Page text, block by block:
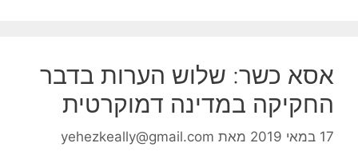
אסא כשר: שלוש הערות בדבר
החקיקה במדינה דמוקרטית
17 במאי 2019 מאת yehezkeally@gmail.com